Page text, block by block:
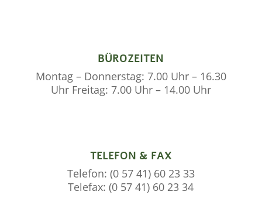
BÜROZEITEN
Montag – Donnerstag: 7.00 Uhr – 16.30
Uhr Freitag: 7.00 Uhr – 14.00 Uhr
TELEFON & FAX
Telefon: (0 57 41) 60 23 33
Telefax: (0 57 41) 60 23 34